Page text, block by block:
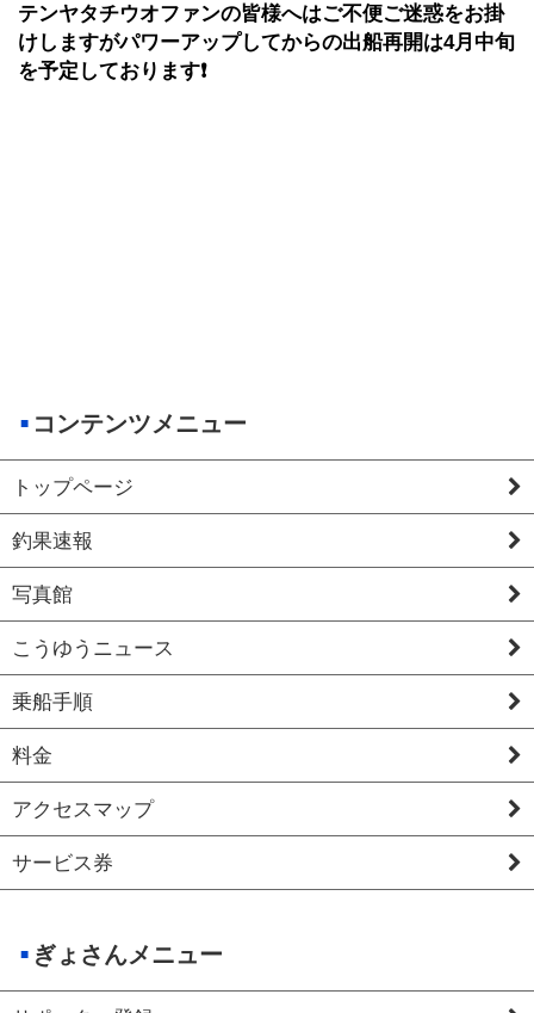
テンヤタチウオファンの皆様へはご不便ご迷惑をお掛
けしますがパワーアップしてからの出船再開は4月中旬
を予定しております❗️
コンテンツメニュー
トップページ
釣果速報
写真館
こうゆうニュース
乗船手順
料金
アクセスマップ
サービス券
ぎょさんメニュー